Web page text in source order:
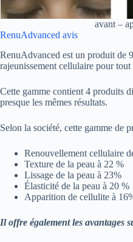
avant –
RenuAdvanced avis
RenuAdvanced est un produit de
rajeunissement cellulaire pour tout
Cette gamme contient 4 produits
presque les mêmes résultats.
Selon la société, cette gamme de
Renouvellement cellulaire
Texture de la peau à 22 %
Lissage de la peau à 23%
Élasticité de la peau à 20 %
Apparition de cellulite à
Il offre également les avantages